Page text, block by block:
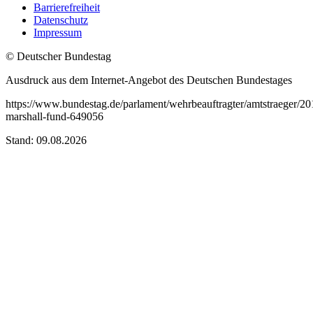
Barrierefreiheit
Datenschutz
Impressum
© Deutscher Bundestag
Ausdruck aus dem Internet-Angebot des Deutschen Bundestages
https://www.bundestag.de/parlament/wehrbeauftragter/amtstraeger/
marshall-fund-649056
Stand: 09.08.2026